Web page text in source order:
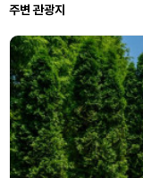
주변 관광지